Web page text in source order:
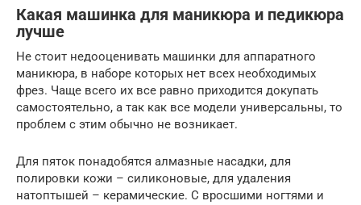
Какая машинка для маникюра и педикюра
лучше
Не стоит недооценивать машинки для аппаратного
маникюра, в наборе которых нет всех необходимых
фрез. Чаще всего их все равно приходится докупать
самостоятельно, а так как все модели универсальны, то
проблем с этим обычно не возникает.
Для пяток понадобятся алмазные насадки, для
полировки кожи – силиконовые, для удаления
натоптышей – керамические. С вросшими ногтями и